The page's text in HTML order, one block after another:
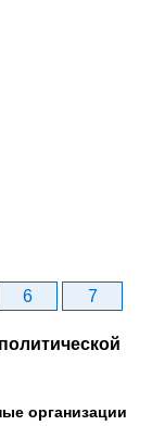
6 7
организации